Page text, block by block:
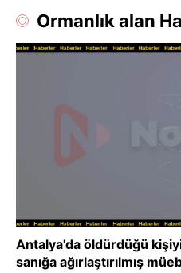
Ormanlık alan
Antalya'da öldürdüğü
sanığa ağırlaştırılmış